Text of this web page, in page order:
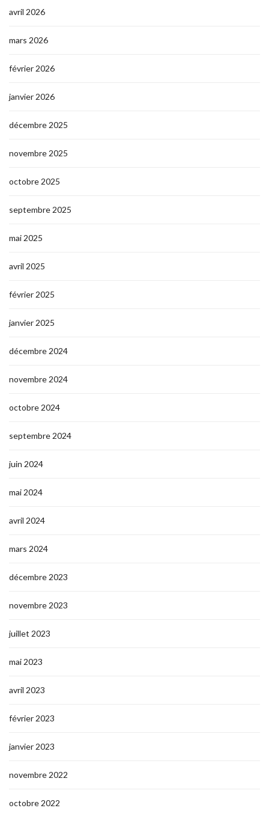
avril 2026
mars 2026
février 2026
janvier 2026
décembre 2025
novembre 2025
octobre 2025
septembre 2025
mai 2025
avril 2025
février 2025
janvier 2025
décembre 2024
novembre 2024
octobre 2024
septembre 2024
juin 2024
mai 2024
avril 2024
mars 2024
décembre 2023
novembre 2023
juillet 2023
mai 2023
avril 2023
février 2023
janvier 2023
novembre 2022
octobre 2022